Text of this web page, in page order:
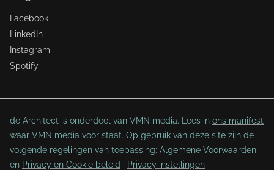
Facebook
LinkedIn
Instagram
Spotify
de Architect is onderdeel van VMN media. Lees in ons manifest
waar VMN media voor staat. Op gebruik van deze site zijn de
volgende regelingen van toepassing: Algemene Voorwaarden
en Privacy en Cookie beleid Privacy instellingen